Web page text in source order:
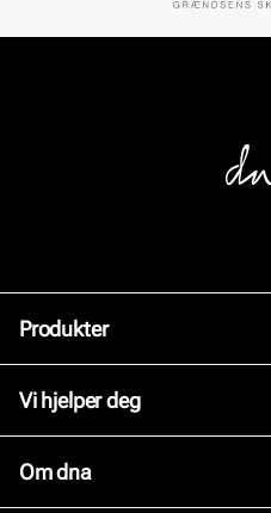
Produkter
Tilbehør
Vi hjelper deg
Om dna